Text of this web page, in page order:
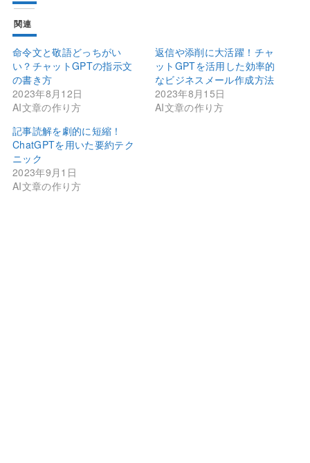
関連
命令文と敬語どっちがい
い？チャットGPTの指示文
の書き方
2023年8月12日
AI文章の作り方
返信や添削に大活躍！チャ
ットGPTを活用した効率的
なビジネスメール作成方法
2023年8月15日
AI文章の作り方
記事読解を劇的に短縮！
ChatGPTを用いた要約テク
ニック
2023年9月1日
AI文章の作り方